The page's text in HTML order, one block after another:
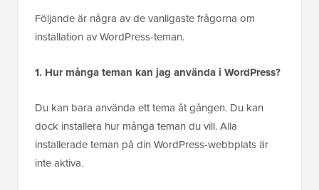
Följande är några av de vanligaste frågorna om
installation av WordPress-teman.
1. Hur många teman kan jag använda i WordPress?
Du kan bara använda ett tema åt gången. Du kan
dock installera hur många teman du vill. Alla
installerade teman på din WordPress-webbplats är
inte aktiva.